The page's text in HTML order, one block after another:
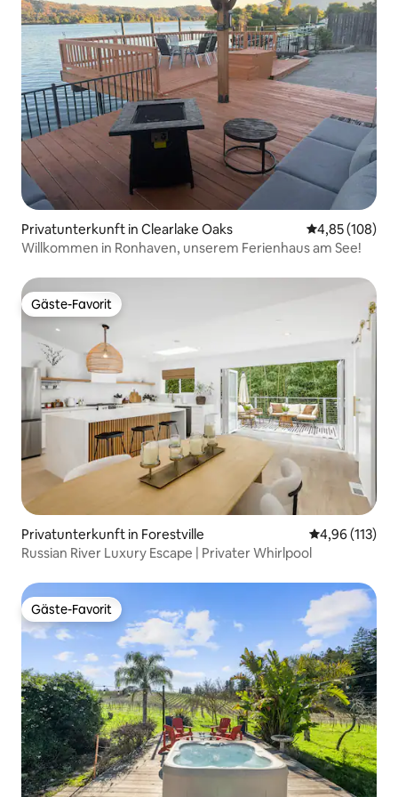
Privatunterkunft in Clearlake Oaks
4,85 (108)
Willkommen in Ronhaven, unserem Ferienhaus am See!
Gäste-Favorit
Gäste-Favorit
Privatunterkunft in Forestville
4,96 (113)
Russian River Luxury Escape | Privater Whirlpool
Gäste-Favorit
Gäste-Favorit